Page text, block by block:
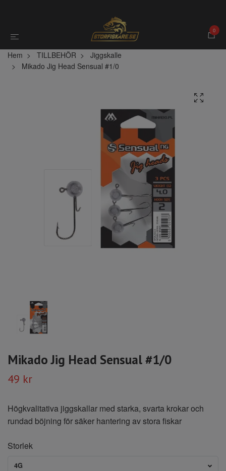
0
Hem TILLBEHÖR
Jiggskalle
Mikado Jig Head Sensual #1/0
Mikado Jig Head Sensual #1/0
49 kr
Högkvalitativa jiggskallar med starka, svarta krokar och
rundad böjning för säker hantering av stora fiskar
Storlek
4G